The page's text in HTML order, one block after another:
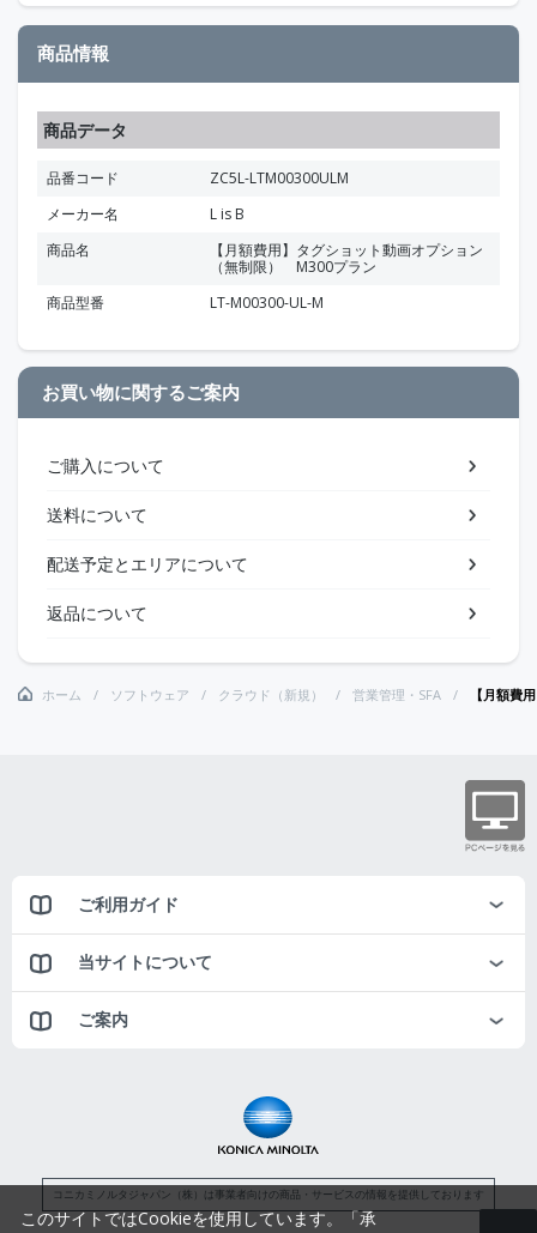
商品情報
商品データ
品番コード
ZC5L-LTM00300ULM
メーカー名
L is B
商品名
【月額費用】タグショット動画オプション
（無制限） M300プラン
商品型番
LT-M00300-UL-M
お買い物に関するご案内
ご購入について
送料について
配送予定とエリアについて
返品について
ホーム ソフトウェア クラウド（新規） 営業管理・SFA 【月額費
ご利用ガイド
当サイトについて
ご案内
コニカミノルタジャパン（株）は事業者向けの商品・サービスの情報を提供しております
このサイトではCookieを使用しています。「承